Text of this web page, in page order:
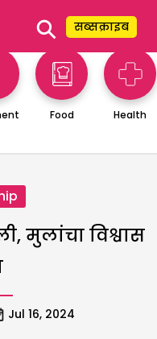
⚲ सब्सक्राइब
Food Health
मुलांचा विश्वास
Jul 16, 2024